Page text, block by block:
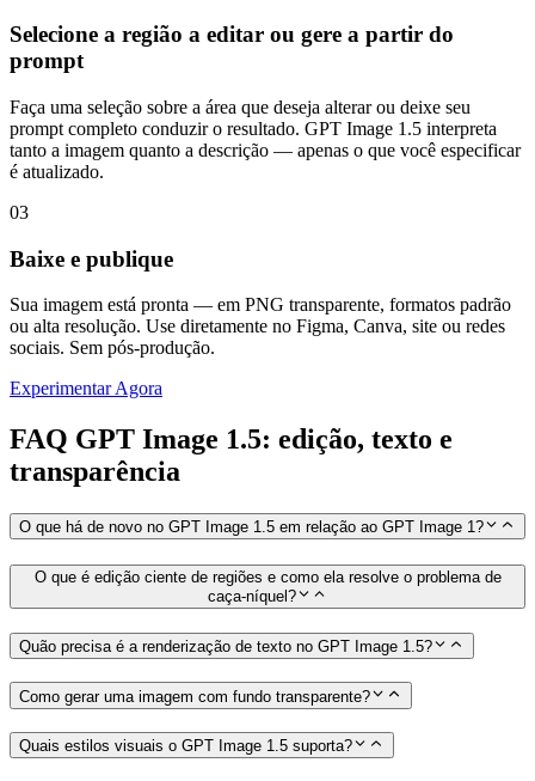
Selecione a região a editar ou gere a partir do
prompt
Faça uma seleção sobre a área que deseja alterar ou deixe seu
prompt completo conduzir o resultado. GPT Image 1.5 interpreta
tanto a imagem quanto a descrição — apenas o que você especificar
é atualizado.
03
Baixe e publique
Sua imagem está pronta — em PNG transparente, formatos padrão
ou alta resolução. Use diretamente no Figma, Canva, site ou redes
sociais. Sem pós-produção.
Experimentar Agora
FAQ GPT Image 1.5: edição, texto e
transparência
O que há de novo no GPT Image 1.5 em relação ao GPT Image 1?
O que é edição ciente de regiões e como ela resolve o problema de
caça-níquel?
Quão precisa é a renderização de texto no GPT Image 1.5?
Como gerar uma imagem com fundo transparente?
Quais estilos visuais o GPT Image 1.5 suporta?